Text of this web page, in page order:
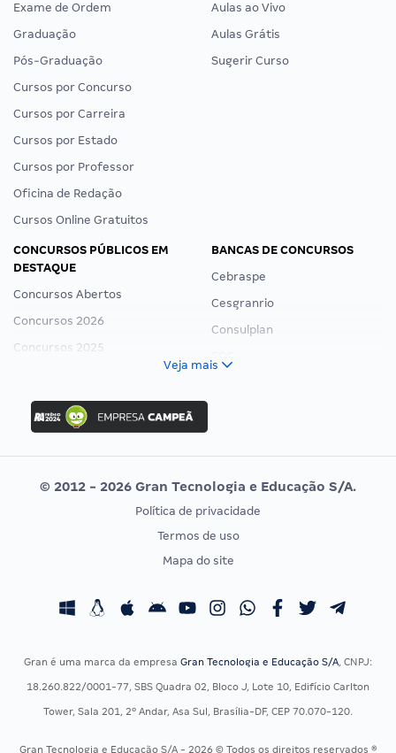
Exame de Ordem
Graduação
Pós-Graduação
Cursos por Concurso
Cursos por Carreira
Cursos por Estado
Cursos por Professor
Oficina de Redação
Cursos Online Gratuitos
Aulas ao Vivo
Aulas Grátis
Sugerir Curso
CONCURSOS PÚBLICOS EM
DESTAQUE
Concursos Abertos
Concursos 2026
Concursos 2025
Concurso Ibama
Concurso MPU
Editais publicados
BANCAS DE CONCURSOS
Cebraspe
Cesgranrio
Consulplan
Vunesp
CONCURSOS POR PROFISSÃO
Concursos Fiscais
Concursos Saúde
EXAME DE ORDEM
Calendário OAB
Veja mais
© 2012 - 2026 Gran Tecnologia e Educação S/A.
Política de privacidade
Termos de uso
Mapa do site
Gran é uma marca da empresa Gran Tecnologia e Educação S/A, CNPJ:
18.260.822/0001-77, SBS Quadra 02, Bloco J, Lote 10, Edifício Carlton
Tower, Sala 201, 2º Andar, Asa Sul, Brasília-DF, CEP 70.070-120.
Gran Tecnologia e Educação S/A - 2026 © Todos os direitos reservados ®